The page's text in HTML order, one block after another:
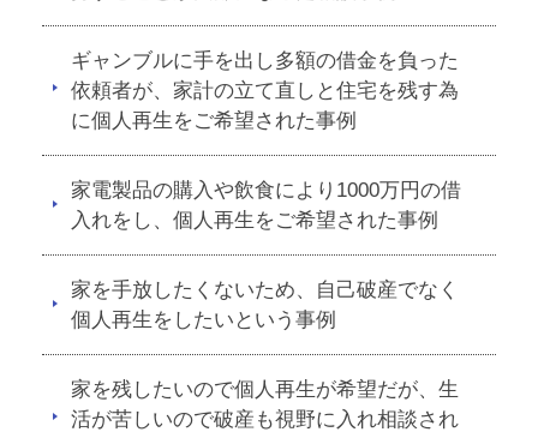
ギャンブルに手を出し多額の借金を負った
依頼者が、家計の立て直しと住宅を残す為
に個人再生をご希望された事例
家電製品の購入や飲食により1000万円の借
入れをし、個人再生をご希望された事例
家を手放したくないため、自己破産でなく
個人再生をしたいという事例
家を残したいので個人再生が希望だが、生
活が苦しいので破産も視野に入れ相談され